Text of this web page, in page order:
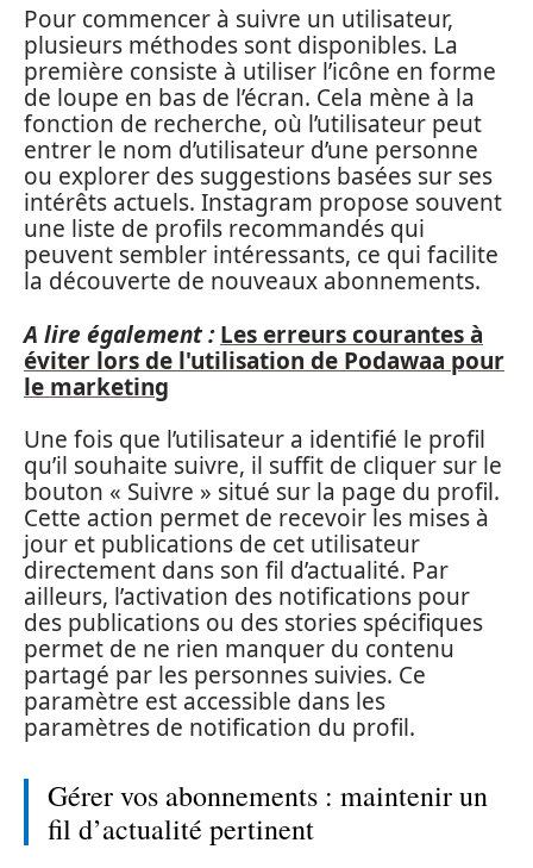
Pour commencer à suivre un utilisateur,
plusieurs méthodes sont disponibles. La
première consiste à utiliser l’icône en forme
de loupe en bas de l’écran. Cela mène à la
fonction de recherche, où l’utilisateur peut
entrer le nom d’utilisateur d’une personne
ou explorer des suggestions basées sur ses
intérêts actuels. Instagram propose souvent
une liste de profils recommandés qui
peuvent sembler intéressants, ce qui facilite
la découverte de nouveaux abonnements.
A lire également : Les erreurs courantes à
éviter lors de l'utilisation de Podawaa pour
le marketing
Une fois que l’utilisateur a identifié le profil
qu’il souhaite suivre, il suffit de cliquer sur le
bouton « Suivre » situé sur la page du profil.
Cette action permet de recevoir les mises à
jour et publications de cet utilisateur
directement dans son fil d’actualité. Par
ailleurs, l’activation des notifications pour
des publications ou des stories spécifiques
permet de ne rien manquer du contenu
partagé par les personnes suivies. Ce
paramètre est accessible dans les
paramètres de notification du profil.
Gérer vos abonnements : maintenir un
fil d’actualité pertinent